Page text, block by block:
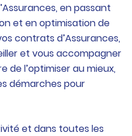
en passant
et en optimisation de
contrats d’Assurances,
et vous accompagner
de l’optimiser au mieux,
démarches pour
et dans toutes les